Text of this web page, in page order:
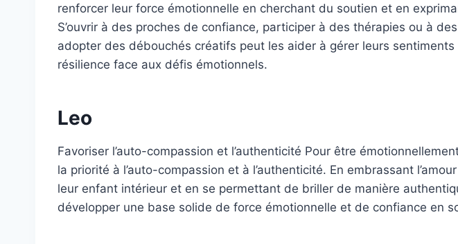
renforcer leur force émotionnelle en cherchant du soutien et en
S’ouvrir à des proches de confiance, participer à des thérapies ou à
adopter des débouchés créatifs peut les aider à gérer leurs
résilience face aux défis émotionnels.
Leo
Favoriser l’auto-compassion et l’authenticité Pour être
la priorité à l’auto-compassion et à l’authenticité. En embrassant
leur enfant intérieur et en se permettant de briller de manière
développer une base solide de force émotionnelle et de confiance en